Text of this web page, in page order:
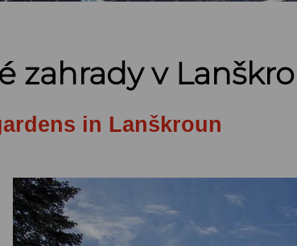
zahrady v
in Lanškroun